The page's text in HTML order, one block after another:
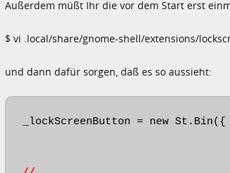
Außerdem müßt Ihr die vor dem Start erst
$ vi .local/share/gnome-shell/extensions/
und dann dafür sorgen, daß es so aussieht:
_lockScreenButton = new